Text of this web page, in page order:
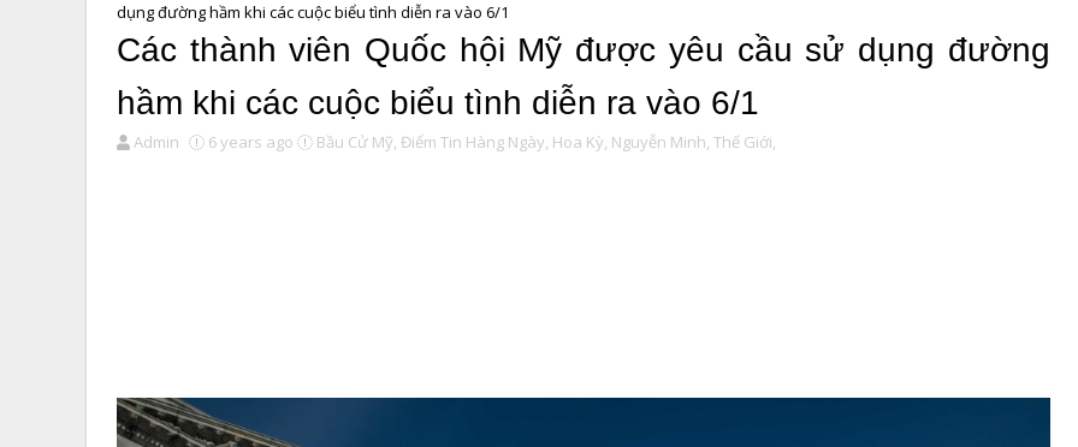
dụng đường hầm khi các cuộc biểu tình diễn ra vào 6/1
Các thành viên Quốc hội Mỹ được yêu cầu sử dụng đường
hầm khi các cuộc biểu tình diễn ra vào 6/1
Admin 6 years ago Bầu Cử Mỹ, Điểm Tin Hàng Ngày, Hoa Kỳ, Nguyễn Minh, Thế Giới,